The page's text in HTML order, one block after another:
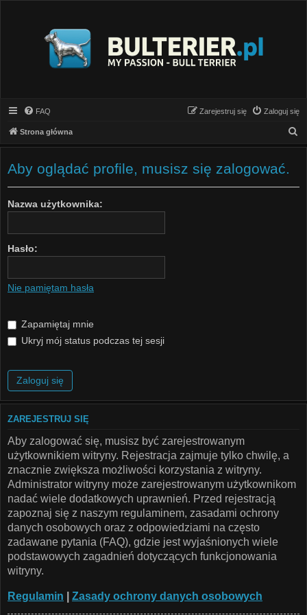
FAQ Zaloguj się
Zarejestruj się
Strona główna
z
Aby oglądać profile, musisz się zalogować.
Nazwa użytkownika:
Hasło:
Nie pamiętam hasła
Zapamiętaj mnie
Ukryj mój status podczas tej sesji
ZAREJESTRUJ SIĘ
Aby zalogować się, musisz być zarejestrowanym
użytkownikiem witryny. Rejestracja zajmuje tylko chwilę, a
znacznie zwiększa możliwości korzystania z witryny.
Administrator witryny może zarejestrowanym użytkownikom
nadać wiele dodatkowych uprawnień. Przed rejestracją
zapoznaj się z naszym regulaminem, zasadami ochrony
danych osobowych oraz z odpowiedziami na często
zadawane pytania (FAQ), gdzie jest wyjaśnionych wiele
podstawowych zagadnień dotyczących funkcjonowania
witryny.
Regulamin Zasady ochrony danych osobowych